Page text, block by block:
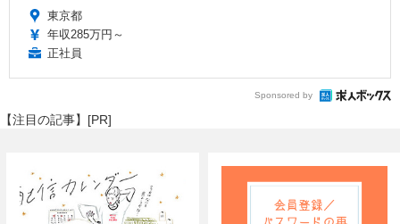
東京都
年収285万円～
正社員
Sponsored by
【注目の記事】[PR]